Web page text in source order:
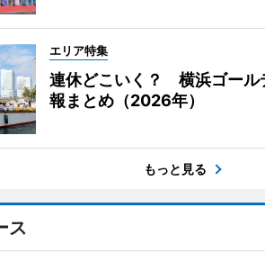
エリア特集
連休どこいく？ 横浜ゴール
報まとめ（2026年）
もっと見る
ス